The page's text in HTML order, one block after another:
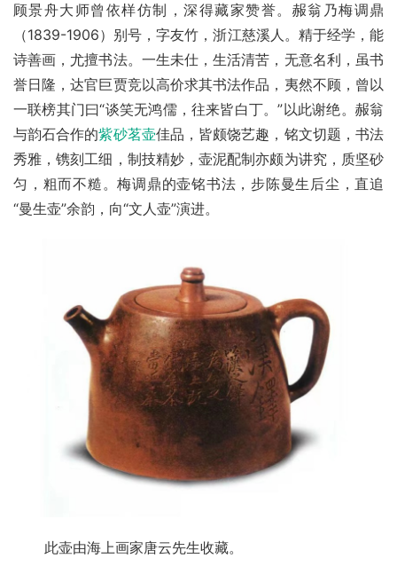
顾景舟大师曾依样仿制，深得藏家赞誉。赧翁乃梅调鼎
（1839-1906）别号，字友竹，浙江慈溪人。精于经学，能
诗善画，尤擅书法。一生未仕，生活清苦，无意名利，虽书
誉日隆，达官巨贾竞以高价求其书法作品，夷然不顾，曾以
一联榜其门曰“谈笑无鸿儒，往来皆白丁。”以此谢绝。赧翁
与韵石合作的紫砂茗壶佳品，皆颇饶艺趣，铭文切题，书法
秀雅，镌刻工细，制技精妙，壶泥配制亦颇为讲究，质坚砂
匀，粗而不糙。梅调鼎的壶铭书法，步陈曼生后尘，直追
“曼生壶”余韵，向“文人壶”演进。
此壶由海上画家唐云先生收藏。